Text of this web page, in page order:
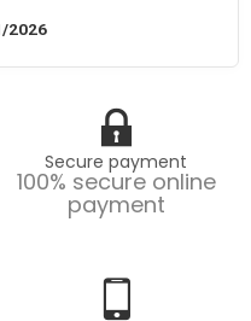
2026
Secure payment
100% secure online
payment